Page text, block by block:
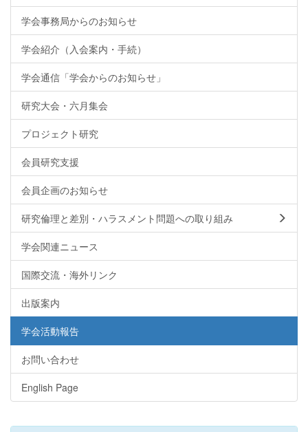
学会事務局からのお知らせ
学会紹介（入会案内・手続）
学会通信「学会からのお知らせ」
研究大会・六月集会
プロジェクト研究
会員研究支援
会員企画のお知らせ
研究倫理と差別・ハラスメント問題への取り組み
学会関連ニュース
国際交流・海外リンク
出版案内
学会活動報告
お問い合わせ
English Page